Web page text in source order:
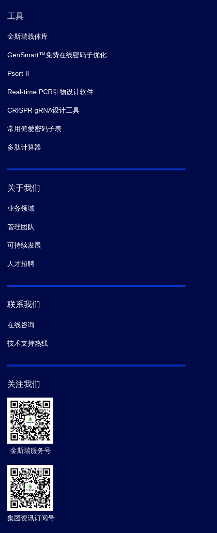
工具
金斯瑞载体库
GenSmart™免费在线密码子优化
Psort II
Real-time PCR引物设计软件
CRISPR gRNA设计工具
常用偏爱密码子表
多肽计算器
关于我们
业务领域
管理团队
可持续发展
人才招聘
联系我们
在线咨询
技术支持热线
关注我们
金斯瑞服务号
集团资讯订阅号